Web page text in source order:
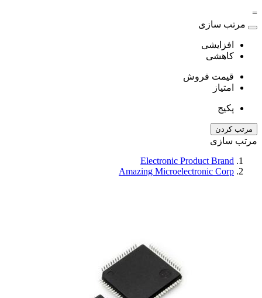
=
مرتب سازی
افزایشی
کاهشی
قیمت فروش
امتیاز
پکیج
مرتب کردن
مرتب سازی
Electronic Product Brand
Amazing Microelectronic Corp